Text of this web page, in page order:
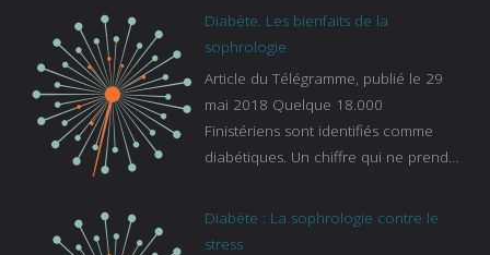
bleu :
https://www.francebleu.fr/emissions/l
sur-le-sommeil
Diabète. Les bienfaits de la
sophrologie
Article du Télégramme, publié le 29
mai 2018 Quelque 18.000
Finistériens sont identifiés comme
diabétiques. Un chiffre qui ne prend
s’ignorent. « C’est une pathologie qui
continue à augmenter, souligne
Diabète : La sophrologie contre le
stress